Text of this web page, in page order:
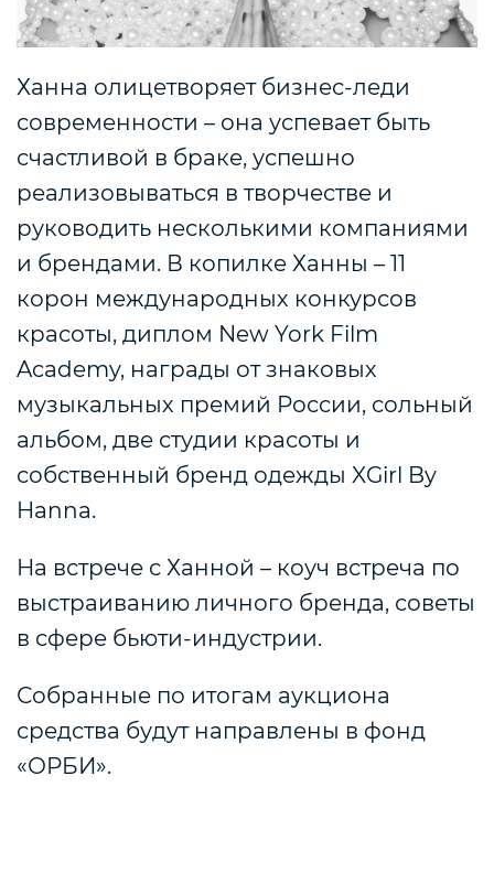
Ханна олицетворяет бизнес-леди
современности – она успевает быть
счастливой в браке, успешно
реализовываться в творчестве и
руководить несколькими компаниями
и брендами. В копилке Ханны – 11
корон международных конкурсов
красоты, диплом New York Film
Academy, награды от знаковых
музыкальных премий России, сольный
альбом, две студии красоты и
собственный бренд одежды XGirl By
Hanna.
На встрече с Ханной – коуч встреча по
выстраиванию личного бренда, советы
в сфере бьюти-индустрии.
Собранные по итогам аукциона
средства будут направлены в фонд
«ОРБИ».